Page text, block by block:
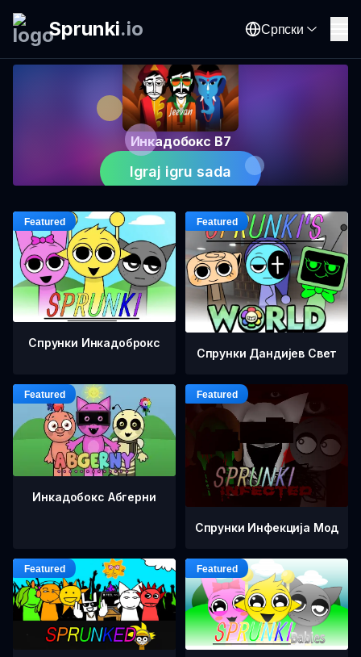
Sprunki.io Српски
Инкадобокс В7
Igraj igru sada
Спрунки Инкадоброкс
Спрунки Дандијев Свет
Инкадобокс Абгерни
Спрунки Инфекција Мод